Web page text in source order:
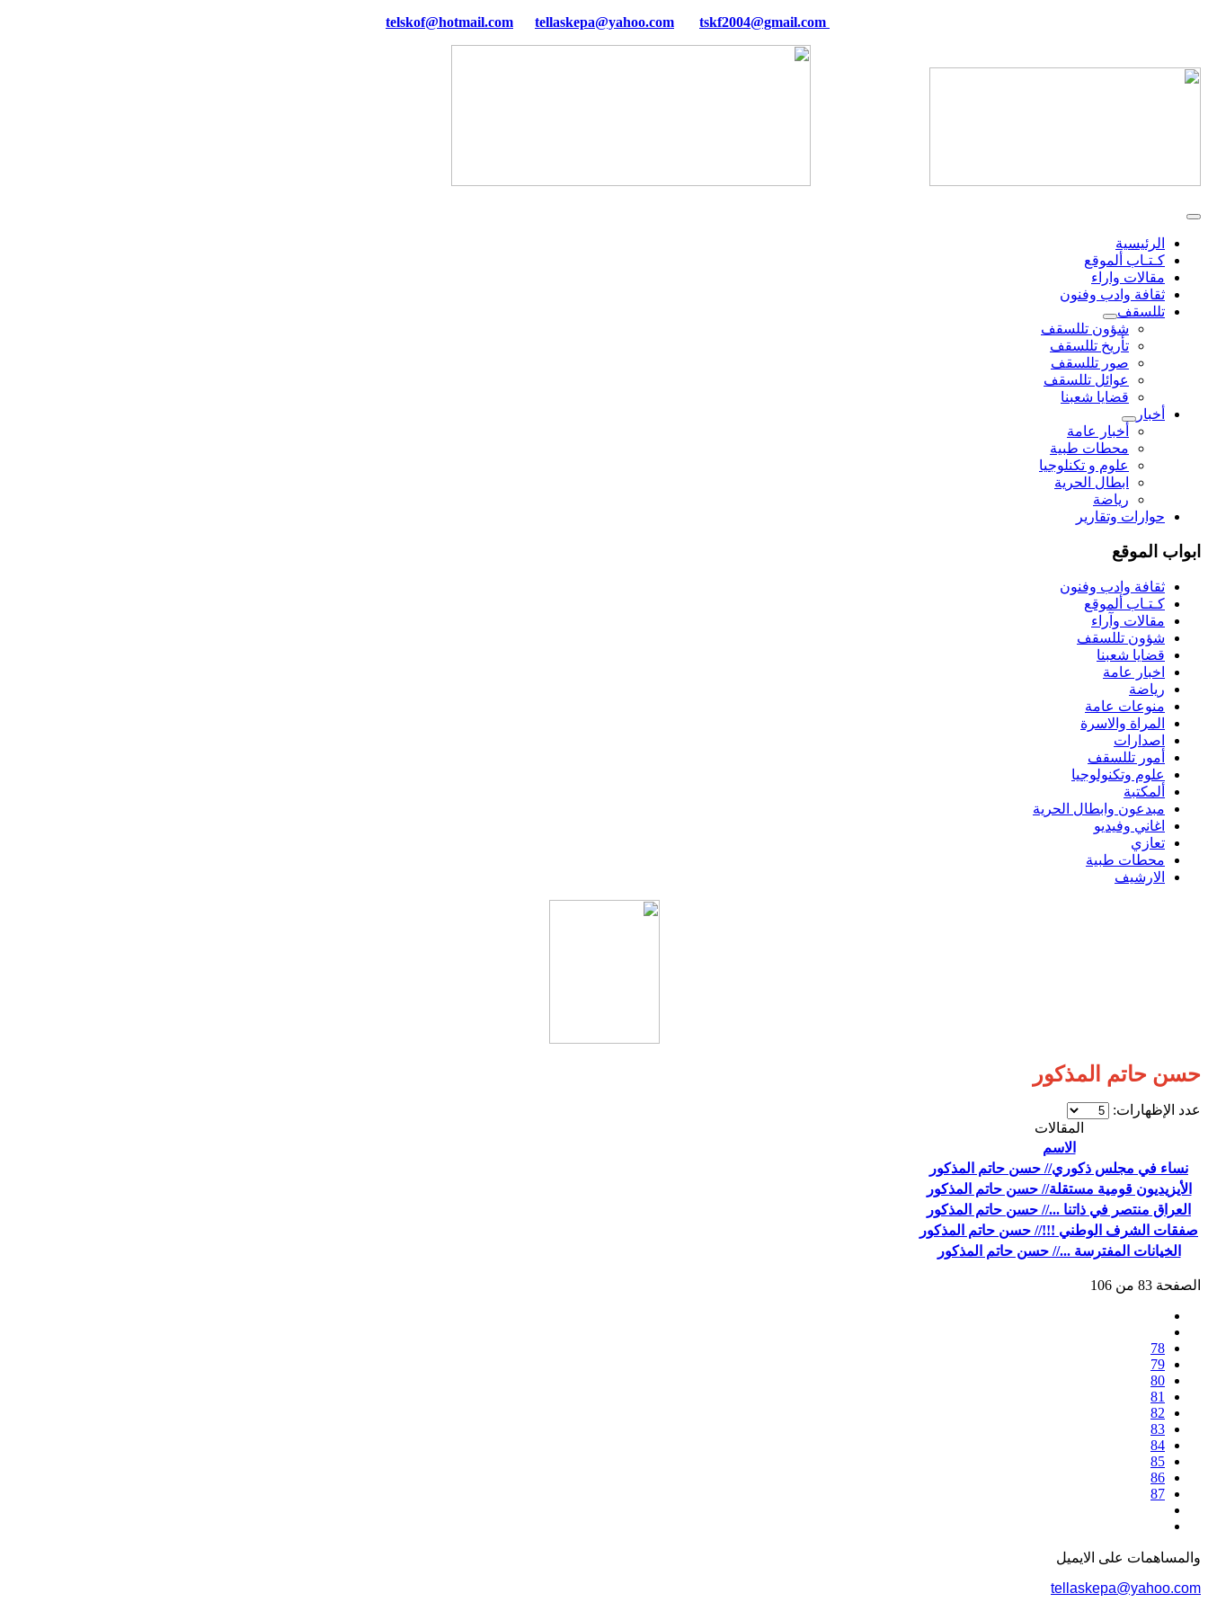
tellaskepa@yahoo.com tskf2004@gmail.com
الرئيسية
كـتـاب ألموقع
مقالات واراء
ثقافة وادب وفنون
تللسقف
شؤون تللسقف
تأريخ تللسقف
صور تللسقف
عوائل تللسقف
قضايا شعبنا
أخبار
أخبار عامة
محطات طبية
علوم و تکنلوجیا
ابطال الحرية
رياضة
حوارات وتقارير
ابواب الموقع
ثقافة وادب وفنون
كـتـاب ألموقع
مقالات وآراء
شؤون تللسقف
قضايا شعبنا
اخبار عامة
رياضة
منوعات عامة
المراة والاسرة
اصدارات
أمور تللسقف
علوم وتكنولوجيا
ألمكتبة
مبدعون وابطال الحرية
اغاني وفيديو
تعازي
محطات طبية
الارشيف
حسن حاتم المذكور
عدد الإظهارات:
المقالات
الاسم
نساء في مجلس ذكوري// حسن حاتم المذكور
الأيزيديون قومية مستقلة// حسن حاتم المذكور
العراق منتصر في ذاتنا ...// حسن حاتم المذكور
صفقات الشرف الوطني !!!// حسن حاتم المذكور
الخيانات المفترسة ...// حسن حاتم المذكور
الصفحة 83 من 106
78
79
80
81
82
83
84
85
86
87
والمساهمات علی الایمیل
tellaskepa@yahoo.com